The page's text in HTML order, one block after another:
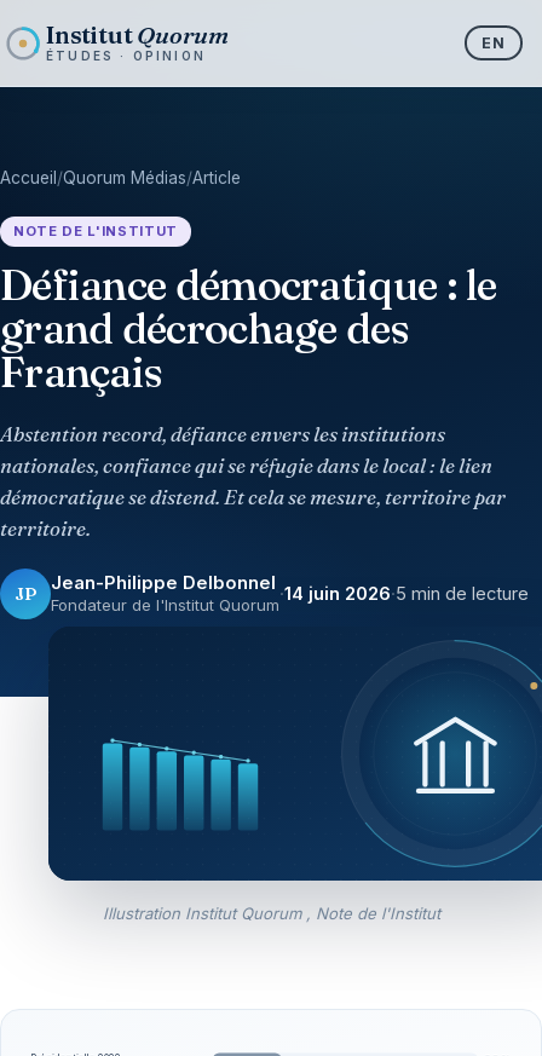
InstitutQuorum
ÉTUDES · OPINION
EN
Accueil /Quorum Médias/Article
NOTE DE L'INSTITUT
Défiance démocratique : le
grand décrochage des
Français
Abstention record, défiance envers les institutions
nationales, confiance qui se réfugie dans le local : le lien
démocratique se distend. Et cela se mesure, territoire par
territoire.
JP Jean-Philippe Delbonnel
Fondateur de l'Institut Quorum
·14 juin 2026·5 min de lecture
Illustration Institut Quorum , Note de l'Institut